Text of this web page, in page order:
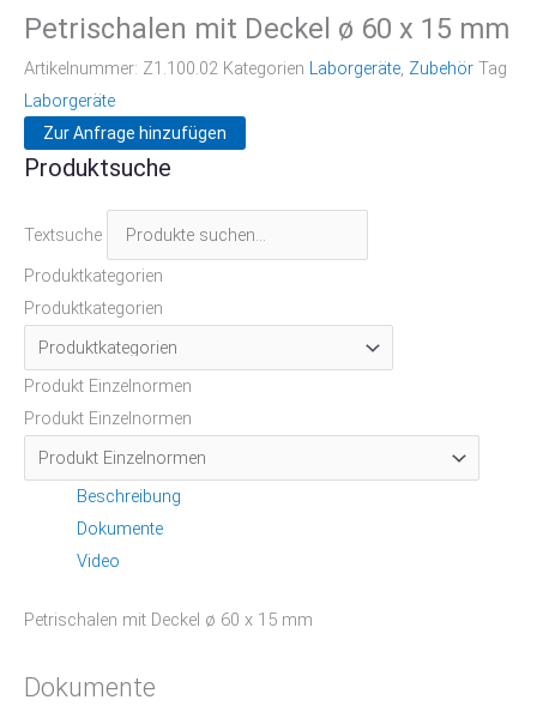
Petrischalen mit Deckel ø 60 x 15 mm
Artikelnummer: Z1.100.02 Kategorien Laborgeräte, Zubehör Tag
Laborgeräte
Zur Anfrage hinzufügen
Produktsuche
Textsuche
Produktkategorien
Produktkategorien
Produkt Einzelnormen
Produkt Einzelnormen
Beschreibung
Dokumente
Video
Petrischalen mit Deckel ø 60 x 15 mm
Dokumente